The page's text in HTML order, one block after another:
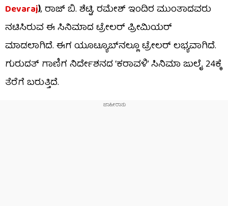
Devaraj), ರಾಜ್ ಬಿ. ಶೆಟ್ಟಿ, ರಮೇಶ್ ಇಂದಿರ ಮುಂತಾದವರು
ನಟಿಸಿರುವ ಈ ಸಿನಿಮಾದ ಟ್ರೇಲರ್ ಪ್ರೀಮಿಯರ್
ಮಾಡಲಾಗಿದೆ. ಈಗ ಯೂಟ್ಯೂಬ್​ನಲ್ಲೂ ಟ್ರೇಲರ್ ಲಭ್ಯವಾಗಿದೆ.
ಗುರುದತ್ ಗಾಣಿಗ ನಿರ್ದೇಶನದ ‘ಕರಾವಳಿ’ ಸಿನಿಮಾ ಜುಲೈ 24ಕ್ಕೆ
ತೆರೆಗೆ ಬರುತ್ತಿದೆ.